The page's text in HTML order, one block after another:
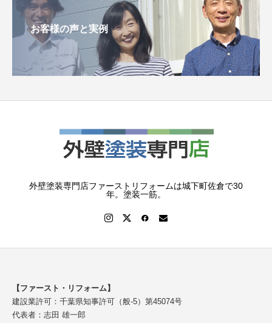
お客様の声と実例
外壁塗装専門店ファーストリフォームは城下町佐倉で30
年。塗装一筋。
【ファースト・リフォーム】
建設業許可：千葉県知事許可（般-5）第45074号
代表者：志田 雄一郎